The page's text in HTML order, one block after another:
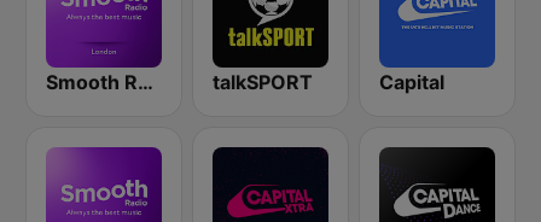
Smooth Radio London talkSPORT Capital